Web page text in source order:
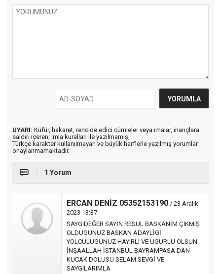
UYARI: Küfür, hakaret, rencide edici cümleler veya imalar, inançlara
saldırı içeren, imla kuralları ile yazılmamış,
Türkçe karakter kullanılmayan ve büyük harflerle yazılmış yorumlar
onaylanmamaktadır.
1 Yorum
ERCAN DENİZ 05352153190 / 23 Aralık
2023 13:37
SAYGIDEĞER SAYİN RESUL BASKANİM ÇIKMIŞ
OLDUGUNUZ BASKAN ADAYLİGİ
YOLCULUGUNUZ HAYIRLI VE UGURLU OLSUN
İNŞAALLAH İSTANBUL BAYRAMPASA DAN
KUCAK DOLUSU SELAM SEVGİ VE
SAYGILARIMLA